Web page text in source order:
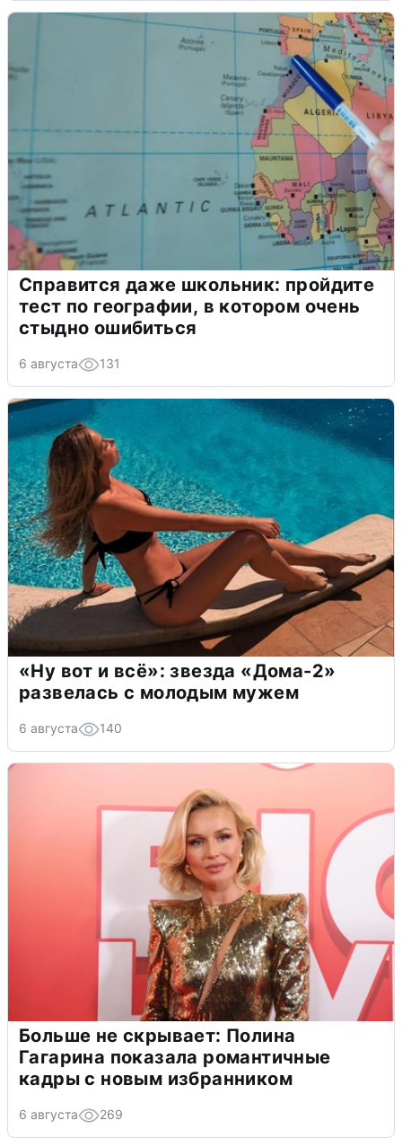
Справится даже школьник: пройдите
тест по географии, в котором очень
стыдно ошибиться
6 августа 131
«Ну вот и всё»: звезда «Дома-2»
развелась с молодым мужем
6 августа 140
Больше не скрывает: Полина
Гагарина показала романтичные
кадры с новым избранником
6 августа 269